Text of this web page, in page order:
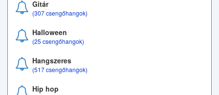
Gitár
(307 csengőhangok)
Halloween
(25 csengőhangok)
Hangszeres
(517 csengőhangok)
Hip hop